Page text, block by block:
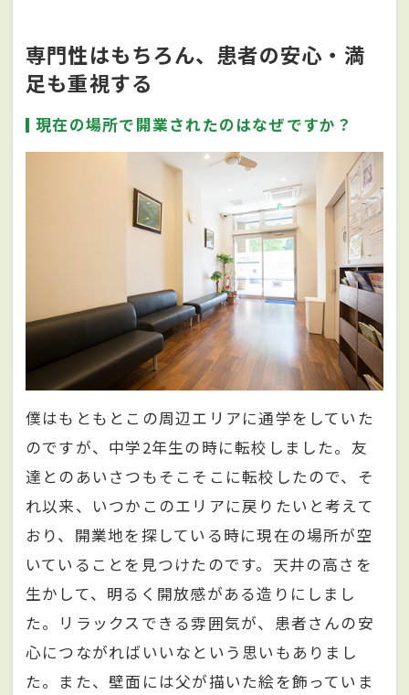
専門性はもちろん、患者の安心・満
足も重視する
現在の場所で開業されたのはなぜですか？
僕はもともとこの周辺エリアに通学をしていた
のですが、中学2年生の時に転校しました。友
達とのあいさつもそこそこに転校したので、そ
れ以来、いつかこのエリアに戻りたいと考えて
おり、開業地を探している時に現在の場所が空
いていることを見つけたのです。天井の高さを
生かして、明るく開放感がある造りにしまし
た。リラックスできる雰囲気が、患者さんの安
心につながればいいなという思いもありまし
た。また、壁面には父が描いた絵を飾っていま